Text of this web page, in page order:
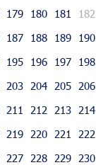
179 180 181
182
187 188 189
190
195 196 197
198
203 204 205
206
211 212 213
214
219 220 221
222
227 228 229
230